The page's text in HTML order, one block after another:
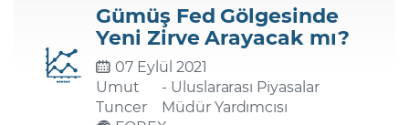
Şifremi Unuttum
Gümüş Fed Gölgesinde
Yeni Zirve Arayacak mı?
07 Eylül 2021
Umut
Tuncer
- Uluslararası Piyasalar
Müdür Yardımcısı